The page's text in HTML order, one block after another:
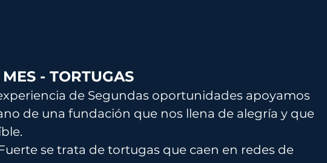
- TORTUGAS
de Segundas oportunidades apoyamos
de una fundación que nos llena de alegría y que
se trata de tortugas que caen en redes de